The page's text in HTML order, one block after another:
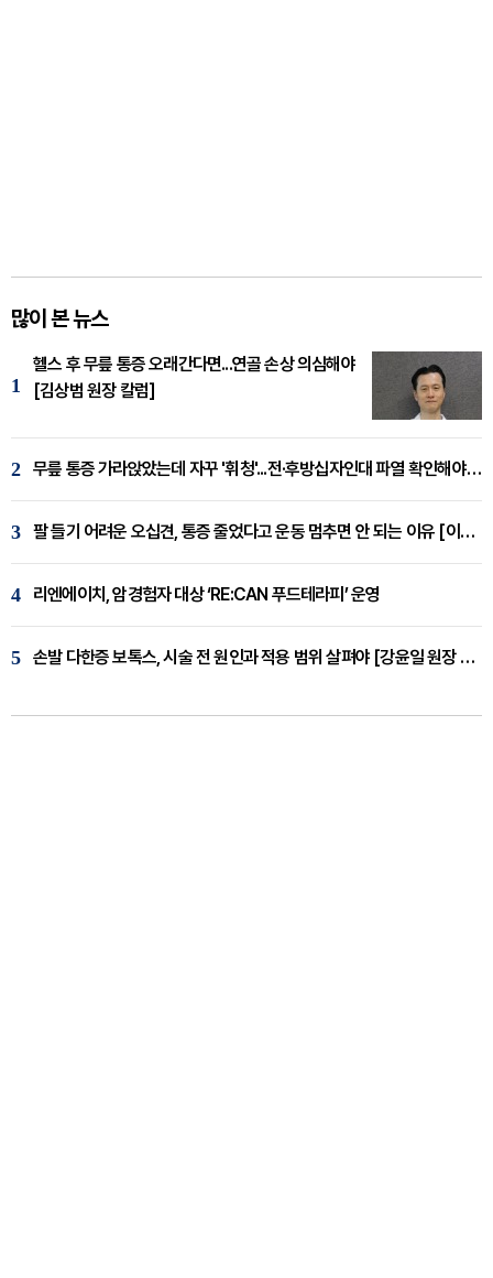
많이 본 뉴스
1
헬스 후 무릎 통증 오래간다면...연골 손상 의심해야
[김상범 원장 칼럼]
2 무릎 통증 가라앉았는데 자꾸 '휘청'...전·후방십자인대 파열 확인해야 [곽우경 원장 칼럼]
3 팔 들기 어려운 오십견, 통증 줄었다고 운동 멈추면 안 되는 이유 [이병욱 원장 칼럼]
4 리엔에이치, 암경험자 대상 ‘RE:CAN 푸드테라피’ 운영
5 손발 다한증 보톡스, 시술 전 원인과 적용 범위 살펴야 [강윤일 원장 칼럼]